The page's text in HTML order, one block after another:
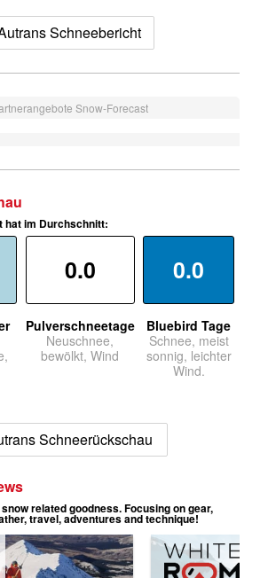
Schneebericht
Snow-Forecast
hat im Durchschnitt:
0.0
Pulverschneetage
Neuschnee,
bewölkt, Wind
0.0
Bluebird Tage
Schnee, meist
sonnig, leichter
Wind.
Schneerückschau